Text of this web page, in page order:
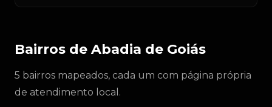
Bairros de Abadia de Goiás
5 bairros mapeados, cada um com página própria
de atendimento local.